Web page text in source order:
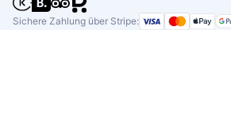
Sichere Zahlung über Stripe: